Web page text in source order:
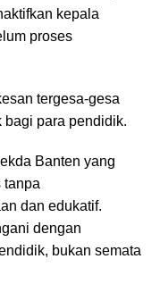
kepala
proses
tergesa-gesa
bagi para pendidik.
Banten yang
tanpa
dan edukatif.
dengan
bukan semata